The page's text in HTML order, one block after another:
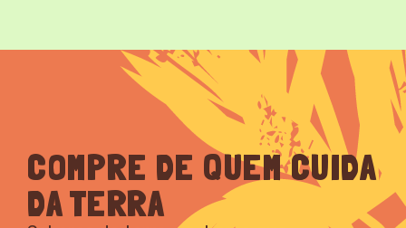
COMPRE DE QUEM CUIDA
DA TERRA